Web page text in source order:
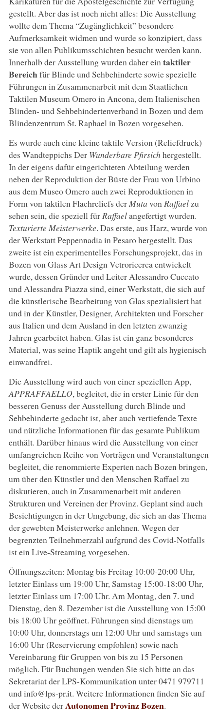
gestellt. Aber das ist noch nicht alles: Die Ausstellung
wollte dem Thema “Zugänglichkeit” besondere
Aufmerksamkeit widmen und wurde so konzipiert, dass
sie von allen Publikumsschichten besucht werden kann.
Innerhalb der Ausstellung wurden daher ein taktiler
Bereichfür Blinde und Sehbehinderte sowie spezielle
Führungen in Zusammenarbeit mit dem Staatlichen
Taktilen Museum Omero in Ancona, dem Italienischen
Blinden- und Sehbehindertenverband in Bozen und dem
Blindenzentrum St. Raphael in Bozen vorgesehen.
Es wurde auch eine kleine taktile Version (Reliefdruck)
des Wandteppichs Der Wunderbare Pfirsich hergestellt.
In der eigens dafür eingerichteten Abteilung werden
neben der Reproduktion der Büste der Frau von Urbino
aus dem Museo Omero auch zwei Reproduktionen in
Form von taktilen Flachreliefs der Muta von Raffaelzu
sehen sein, die speziell für Raffaelangefertigt wurden.
Texturierte Meisterwerke. Das erste, aus Harz, wurde von
der Werkstatt Peppennadia in Pesaro hergestellt. Das
zweite ist ein experimentelles Forschungsprojekt, das in
Bozen von Glass Art Design Vetroricerca entwickelt
wurde, dessen Gründer und Leiter Alessandro Cuccato
und Alessandra Piazza sind, einer Werkstatt, die sich auf
die künstlerische Bearbeitung von Glas spezialisiert hat
und in der Künstler, Designer, Architekten und Forscher
aus Italien und dem Ausland in den letzten zwanzig
Jahren gearbeitet haben. Glas ist ein ganz besonderes
Material, was seine Haptik angeht und gilt als hygienisch
einwandfrei.
Die Ausstellung wird auch von einer speziellen App,
APPRAFFAELLO, begleitet, die in erster Linie für den
besseren Genuss der Ausstellung durch Blinde und
Sehbehinderte gedacht ist, aber auch vertiefende Texte
und nützliche Informationen für das gesamte Publikum
enthält. Darüber hinaus wird die Ausstellung von einer
umfangreichen Reihe von Vorträgen und Veranstaltungen
begleitet, die renommierte Experten nach Bozen bringen,
um über den Künstler und den Menschen Raffael zu
diskutieren, auch in Zusammenarbeit mit anderen
Strukturen und Vereinen der Provinz. Geplant sind auch
Besichtigungen in der Umgebung, die sich an das Thema
der gewebten Meisterwerke anlehnen. Wegen der
begrenzten Teilnehmerzahl aufgrund des Covid-Notfalls
ist ein Live-Streaming vorgesehen.
Öffnungszeiten: Montag bis Freitag 10:00-20:00 Uhr,
letzter Einlass um 19:00 Uhr, Samstag 15:00-18:00 Uhr,
letzter Einlass um 17:00 Uhr. Am Montag, den 7. und
Dienstag, den 8. Dezember ist die Ausstellung von 15:00
bis 18:00 Uhr geöffnet. Führungen sind dienstags um
10:00 Uhr, donnerstags um 12:00 Uhr und samstags um
16:00 Uhr (Reservierung empfohlen) sowie nach
Vereinbarung für Gruppen von bis zu 15 Personen
möglich. Für Buchungen wenden Sie sich bitte an das
Sekretariat der LPS-Kommunikation unter 0471 979711
und info@lps-pr.it. Weitere Informationen finden Sie auf
der Website derAutonomen Provinz Bozen.